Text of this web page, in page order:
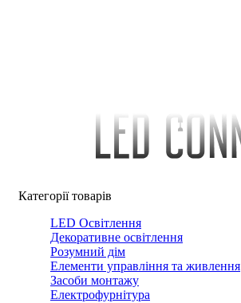
Категорії товарів
LED Освітлення
Декоративне освітлення
Розумний дім
Елементи управління та живлення
Засоби монтажу
Електрофурнітура